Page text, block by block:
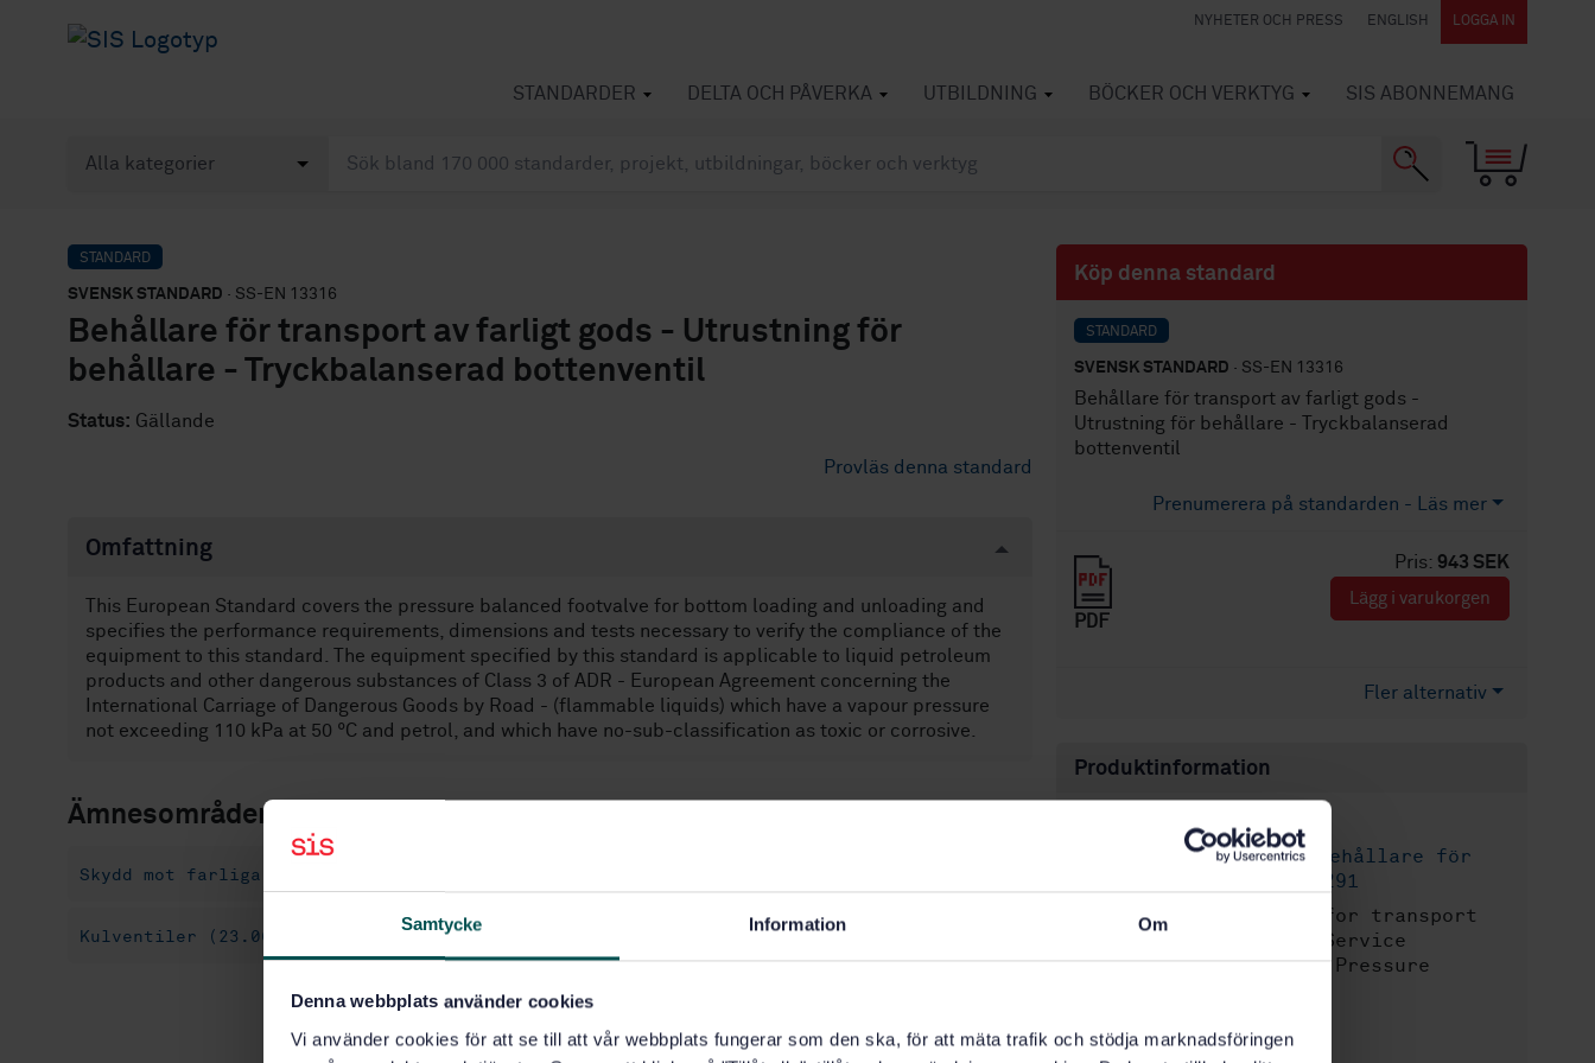
Samtycke Information Om
Denna webbplats använder cookies
Vi använder cookies för att se till att vår webbplats fungerar som den ska, för att mäta trafik och stödja marknadsföringen
NYHETER OCH PRESS ENGLISH LOGGA IN
STANDARDER DELTA OCH PÅVERKA UTBILDNING BÖCKER OCH VERKTYG SIS ABONNEMANG
STANDARD
SVENSK STANDARD · SS-EN 13316
Behållare för transport av farligt gods - Utrustning för
behållare - Tryckbalanserad bottenventil
Status: Gällande
Provläs denna standard
Omfattning
This European Standard covers the pressure balanced footvalve for bottom loading and unloading and
specifies the performance requirements, dimensions and tests necessary to verify the compliance of the
equipment to this standard. The equipment specified by this standard is applicable to liquid petroleum
products and other dangerous substances of Class 3 of ADR - European Agreement concerning the
International Carriage of Dangerous Goods by Road - (flammable liquids) which have a vapour pressure
not exceeding 110 kPa at 50 °C and petrol, and which have no-sub-classification as toxic or corrosive.
Ämnesområden
Skydd mot farliga ämnen (13.300)
Kulventiler (23.060.20)
Köp denna standard
STANDARD
SVENSK STANDARD · SS-EN 13316
Behållare för transport av farligt gods -
Utrustning för behållare - Tryckbalanserad
bottenventil
Prenumerera på standarden - Läs mer
Pris: 943 SEK
PDF
Lägg i varukorgen
Fler alternativ
Produktinformation
Engelska
Framtagen av:
Transportbehållare för
farligt gods, SIS/TK 291
Internationell titel:
Tanks for transport
of dangerous goods - Service
equipment for tanks - Pressure